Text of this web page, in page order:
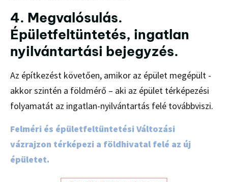
4. Megvalósulás.
Épületfeltüntetés, ingatlan
nyilvántartási bejegyzés.
Az építkezést követően, amikor az épület megépült -
akkor szintén a földmérő – aki az épület térképezési
folyamatát az ingatlan-nyilvántartás felé továbbviszi.
Felméri és épületfeltüntetési Változási
vázrajzon térképezi a földhivatal felé az új
épületet.